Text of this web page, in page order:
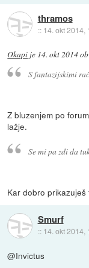
thramos
:: 14. okt 2014,
Okapi je 14. okt 2014
S fantazijskimi
Z bluzenjem po
lažje.
Se mi pa zdi da
Kar dobro
Smurf
:: 14. okt 2014,
@Invictus